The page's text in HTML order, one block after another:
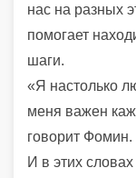
нас на разных
помогает
шаги.
«Я настолько
меня важен
говорит Фомин.
И в этих